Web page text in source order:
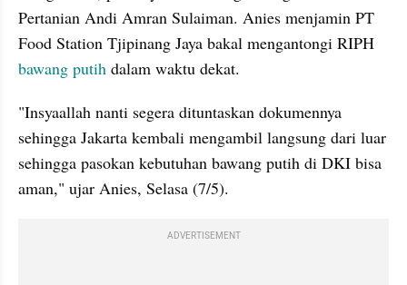
Pertanian Andi Amran Sulaiman. Anies menjamin PT
Food Station Tjipinang Jaya bakal mengantongi RIPH
bawang putih dalam waktu dekat.
"Insyaallah nanti segera dituntaskan dokumennya
sehingga Jakarta kembali mengambil langsung dari luar
sehingga pasokan kebutuhan bawang putih di DKI bisa
aman," ujar Anies, Selasa (7/5).
ADVERTISEMENT